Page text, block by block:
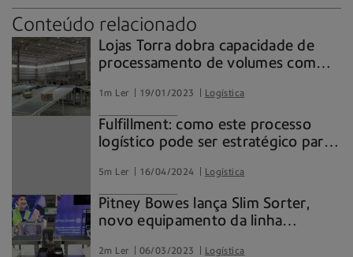
Conteúdo relacionado
Lojas Torra dobra capacidade de
processamento de volumes com
1m Ler 19/01/2023 Logística
Fulfillment: como este processo
logístico pode ser estratégico para
5m Ler 16/04/2024 Logística
Pitney Bowes lança Slim Sorter,
novo equipamento da linha
2m Ler 06/03/2023 Logística